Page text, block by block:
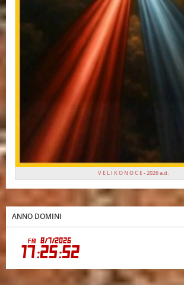
V E L I K O N O C E - 2026 a.d.
ANNO DOMINI